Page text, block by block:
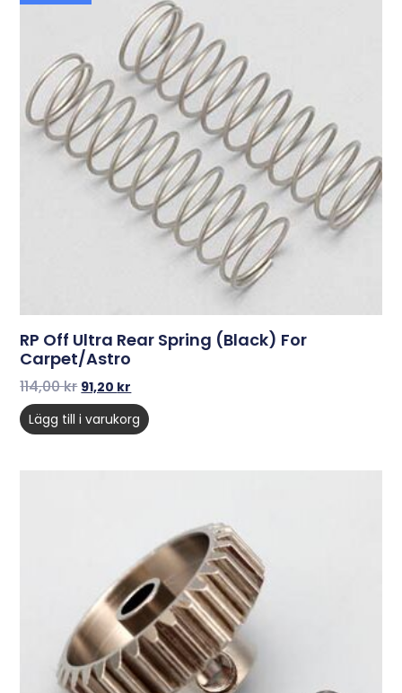
RP Off Ultra Rear Spring (Black) For
Carpet/Astro
114,00kr 91,20 kr
Lägg till i varukorg